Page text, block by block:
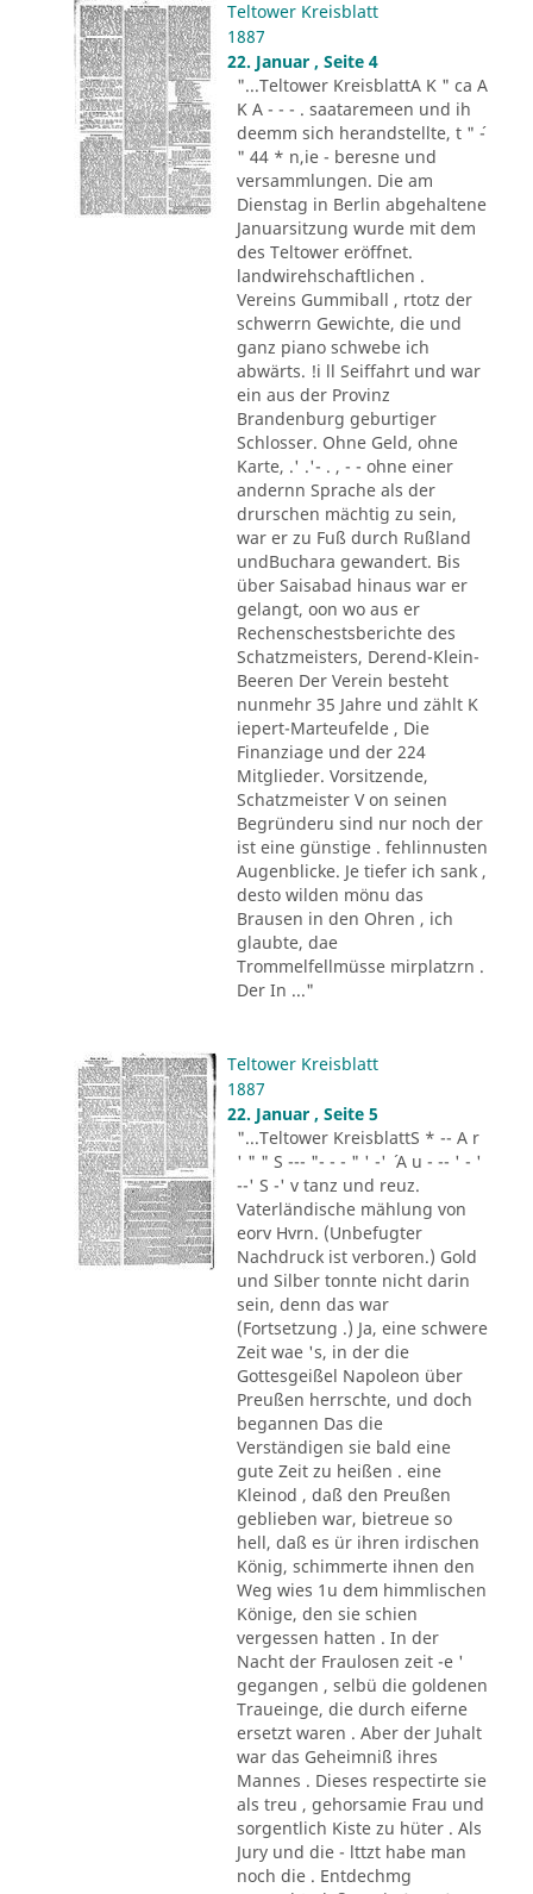
Teltower Kreisblatt
1887
22. Januar , Seite 4
"...Teltower KreisblattA K " ca A
K A - - - . saataremeen und ih
deemm sich herandstellte, t " ´-
" 44 * n,ie - beresne und
versammlungen. Die am
Dienstag in Berlin abgehaltene
Januarsitzung wurde mit dem
des Teltower eröffnet.
landwirehschaftlichen .
Vereins Gummiball , rtotz der
schwerrn Gewichte, die und
ganz piano schwebe ich
abwärts. !i ll Seiffahrt und war
ein aus der Provinz
Brandenburg geburtiger
Schlosser. Ohne Geld, ohne
Karte, .' .'- . , - - ohne einer
andernn Sprache als der
drurschen mächtig zu sein,
war er zu Fuß durch Rußland
undBuchara gewandert. Bis
über Saisabad hinaus war er
gelangt, oon wo aus er
Rechenschestsberichte des
Schatzmeisters, Derend-Klein-
Beeren Der Verein besteht
nunmehr 35 Jahre und zählt K
iepert-Marteufelde , Die
Finanziage und der 224
Mitglieder. Vorsitzende,
Schatzmeister V on seinen
Begründeru sind nur noch der
ist eine günstige . fehlinnusten
Augenblicke. Je tiefer ich sank ,
desto wilden mönu das
Brausen in den Ohren , ich
glaubte, dae
Trommelfellmüsse mirplatzrn .
Der In ..."
Teltower Kreisblatt
1887
22. Januar , Seite 5
"...Teltower KreisblattS * -- A r
' " " S --- "- - - " ' -' ´ A u - -- ' - '
--' S -' v tanz und reuz.
Vaterländische mählung von
eorv Hvrn. (Unbefugter
Nachdruck ist verboren.) Gold
und Silber tonnte nicht darin
sein, denn das war
(Fortsetzung .) Ja, eine schwere
Zeit wae 's, in der die
Gottesgeißel Napoleon über
Preußen herrschte, und doch
begannen Das die
Verständigen sie bald eine
gute Zeit zu heißen . eine
Kleinod , daß den Preußen
geblieben war, bietreue so
hell, daß es ür ihren irdischen
König, schimmerte ihnen den
Weg wies 1u dem himmlischen
Könige, den sie schien
vergessen hatten . In der
Nacht der Fraulosen zeit -e '
gegangen , selbü die goldenen
Traueinge, die durch eiferne
ersetzt waren . Aber der Juhalt
war das Geheimniß ihres
Mannes . Dieses respectirte sie
als treu , gehorsamie Frau und
sorgentlich Kiste zu hüter . Als
Jury und die - lttzt habe man
noch die . Entdechmg